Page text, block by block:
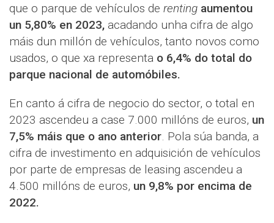
que o parque de vehículos de renting aumentou
un 5,80% en 2023, acadando unha cifra de algo
máis dun millón de vehículos, tanto novos como
usados, o que xa representa o 6,4% do total do
parque nacional de automóbiles.
En canto á cifra de negocio do sector, o total en
2023 ascendeu a case 7.000 millóns de euros, un
7,5% máis que o ano anterior. Pola súa banda, a
cifra de investimento en adquisición de vehículos
por parte de empresas de leasing ascendeu a
4.500 millóns de euros, un 9,8% por encima de
2022.